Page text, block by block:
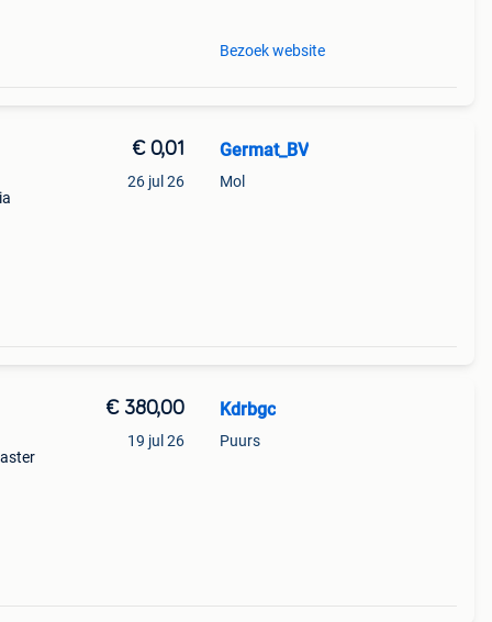
Bezoek website
€ 0,01
26 jul 26
Germat_BV
Mol
€ 380,00
19 jul 26
Kdrbgc
Puurs